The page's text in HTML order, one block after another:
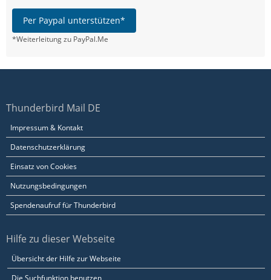
Per Paypal unterstützen*
*Weiterleitung zu PayPal.Me
Thunderbird Mail DE
Impressum & Kontakt
Datenschutzerklärung
Einsatz von Cookies
Nutzungsbedingungen
Spendenaufruf für Thunderbird
Hilfe zu dieser Webseite
Übersicht der Hilfe zur Webseite